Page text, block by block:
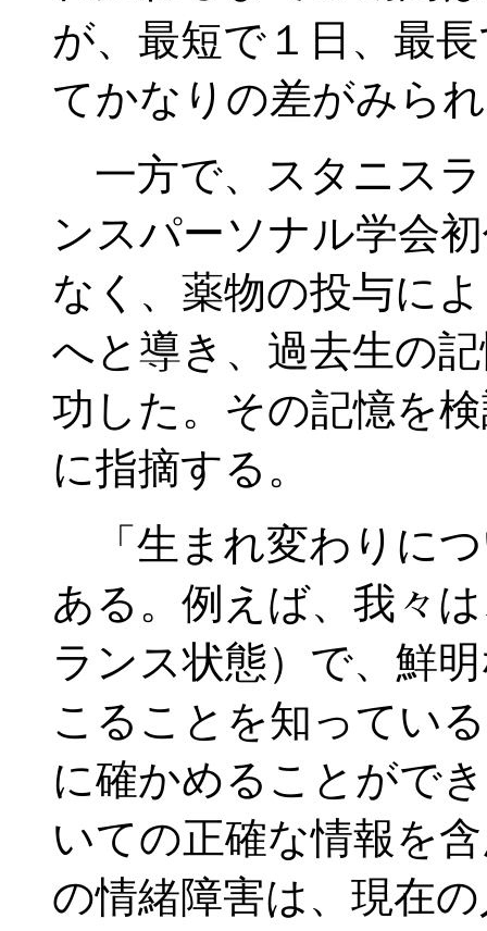
が、最短で１日、最
てかなりの差がみら
一方で、スタニス
ンスパーソナル学会
なく、薬物の投与に
へと導き、過去生の
功した。その記憶を
に指摘する。
「生まれ変わりに
ある。例えば、我々
ランス状態）で、鮮
こることを知ってい
に確かめることがで
いての正確な情報を
の情緒障害は、現在